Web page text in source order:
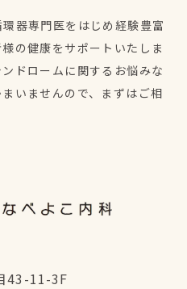
器専門医をはじめ経験豊富
の健康をサポートいたしま
ドロームに関するお悩みな
いませんので、まずはご相
43-11-3F